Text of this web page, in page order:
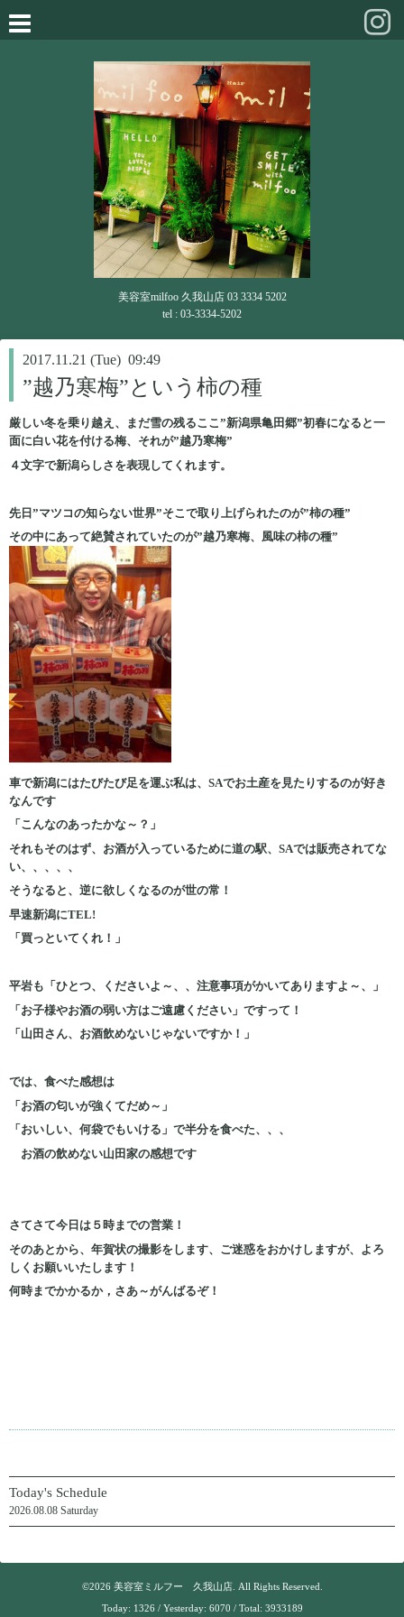
美容室milfoo 久我山店 03 3334 5202
tel : 03-3334-5202
2017.11.21 (Tue) 09:49
”越乃寒梅”という柿の種
厳しい冬を乗り越え、まだ雪の残るここ”新潟県亀田郷”初春になると一
面に白い花を付ける梅、それが”越乃寒梅”
４文字で新潟らしさを表現してくれます。
先日”マツコの知らない世界”そこで取り上げられたのが”柿の種”
その中にあって絶賛されていたのが”越乃寒梅、風味の柿の種”
車で新潟にはたびたび足を運ぶ私は、SAでお土産を見たりするのが好き
なんです
「こんなのあったかな～？」
それもそのはず、お酒が入っているために道の駅、SAでは販売されてな
い、、、、、
そうなると、逆に欲しくなるのが世の常！
早速新潟にTEL!
「買っといてくれ！」
平岩も「ひとつ、くださいよ～、、注意事項がかいてありますよ～、」
「お子様やお酒の弱い方はご遠慮ください」ですって！
「山田さん、お酒飲めないじゃないですか！」
では、 食べた感想は
「お酒の匂いが強くてだめ～」
「おいしい、何袋でもいける」で半分を食べた、、、
お酒の飲めない山田家の感想です
さてさて今日は５時までの営業！
そのあとから、年賀状の撮影をします、ご迷惑をおかけしますが、よろ
しくお願いいたします！
何時までかかるか，さあ～がんばるぞ！
Today's Schedule
2026.08.08 Saturday
©2026 美容室ミルフー 久我山店. All Rights Reserved.
Today: 1326/ Yesterday: 6070 / Total: 3933189